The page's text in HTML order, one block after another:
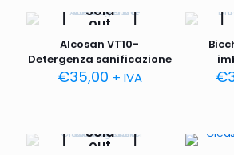
Sold
out
Alcosan VT10-
Detergenza sanificazione
€35,00 + IVA €
Sold
out